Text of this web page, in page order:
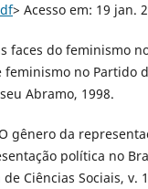
> Acesso em: 19 jan.
faces do feminismo
feminismo no Partido
Abramo, 1998.
O gênero da
política no
Ciências Sociais, v.